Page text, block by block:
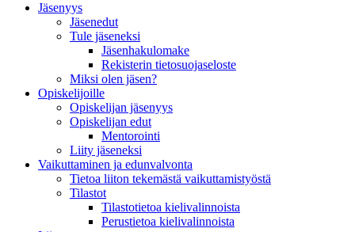
Jäsenyys
Jäsenedut
Tule jäseneksi
Jäsenhakulomake
Rekisterin tietosuojaseloste
Miksi olen jäsen?
Opiskelijoille
Opiskelijan jäsenyys
Opiskelijan edut
Mentorointi
Liity jäseneksi
Vaikuttaminen ja edunvalvonta
Tietoa liiton tekemästä vaikuttamistyöstä
Tilastot
Tilastotietoa kielivalinnoista
Perustietoa kielivalinnoista